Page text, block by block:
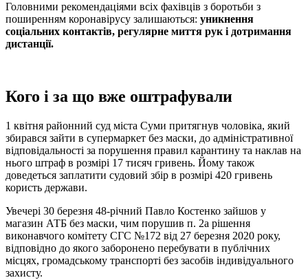
Головними рекомендаціями всіх фахівців з боротьби з
поширенням коронавірусу залишаються: уникнення
соціальних контактів, регулярне миття рук і дотримання
дистанції.
Кого і за що вже оштрафували
1 квітня районний суд міста Суми притягнув чоловіка, який
збирався зайти в супермаркет без маски, до адміністративної
відповідальності за порушення правил карантину та наклав на
нього штраф в розмірі 17 тисяч гривень. Йому також
доведеться заплатити судовий збір в розмірі 420 гривень
користь держави.
Увечері 30 березня 48-річний Павло Костенко зайшов у
магазин АТБ без маски, чим порушив п. 2а рішення
виконавчого комітету СГС №172 від 27 березня 2020 року,
відповідно до якого заборонено перебувати в публічних
місцях, громадському транспорті без засобів індивідуального
захисту.